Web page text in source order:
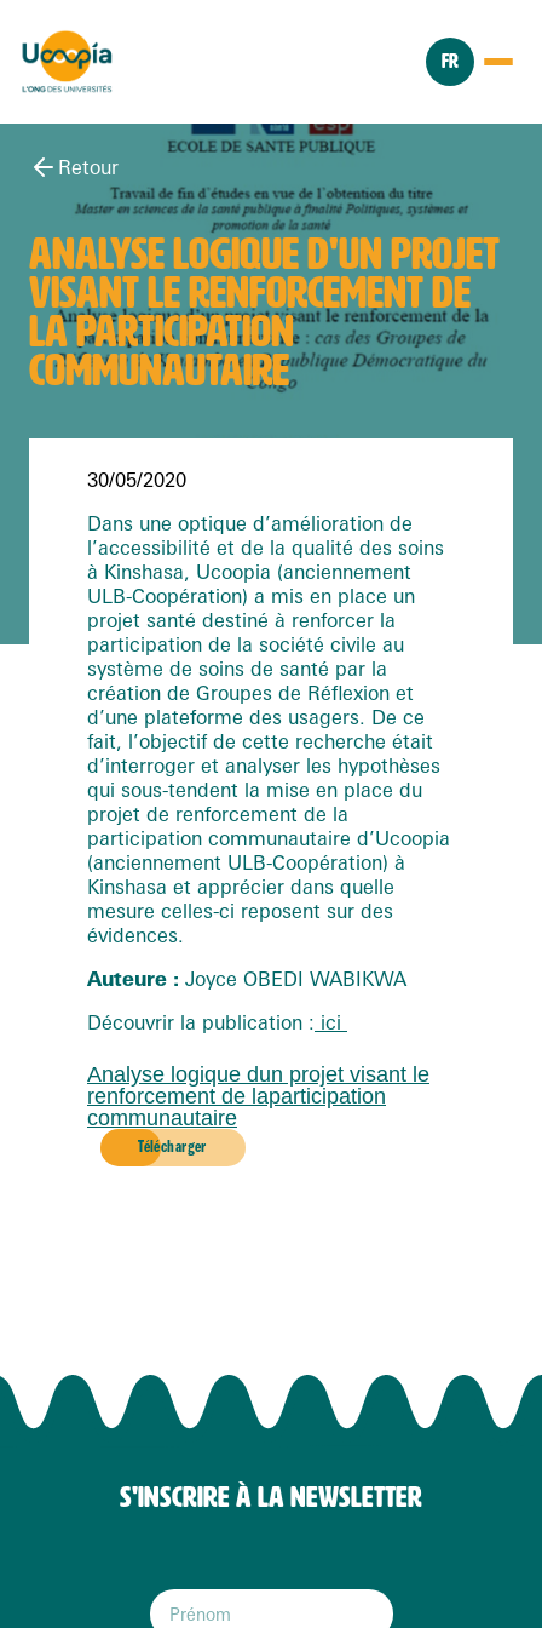
FR
Retour
ANALYSE LOGIQUE D'UN PROJET
VISANT LE RENFORCEMENT DE
LA PARTICIPATION
COMMUNAUTAIRE
30/05/2020
Dans une optique d’amélioration de
l’accessibilité et de la qualité des soins
à Kinshasa, Ucoopia (anciennement
ULB-Coopération) a mis en place un
projet santé destiné à renforcer la
participation de la société civile au
système de soins de santé par la
création de Groupes de Réflexion et
d’une plateforme des usagers. De ce
fait, l’objectif de cette recherche était
d’interroger et analyser les hypothèses
qui sous-tendent la mise en place du
projet de renforcement de la
participation communautaire d’Ucoopia
(anciennement ULB-Coopération) à
Kinshasa et apprécier dans quelle
mesure celles-ci reposent sur des
évidences.
Auteure : Joyce OBEDI WABIKWA
Découvrir la publication : ici
Analyse logique dun projet visant le
renforcement de laparticipation
communautaire
Télécharger
S'INSCRIRE À LA NEWSLETTER